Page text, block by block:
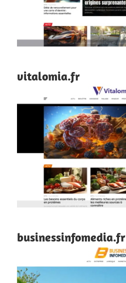
vitalomia.fr
businessinfomedia.fr